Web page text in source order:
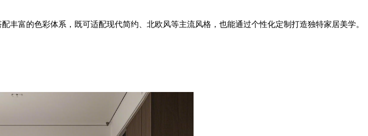
富的色彩体系，既可适配现代简约、北欧风等主流风格，也能通过个性化定制打造独特家居美学。